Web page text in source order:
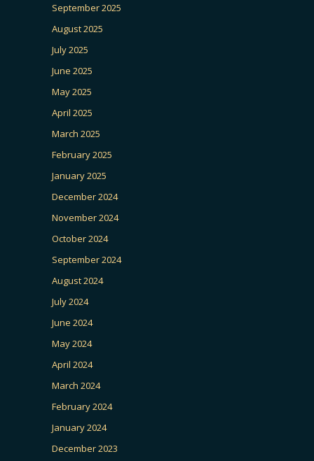
September 2025
August 2025
July 2025
June 2025
May 2025
April 2025
March 2025
February 2025
January 2025
December 2024
November 2024
October 2024
September 2024
August 2024
July 2024
June 2024
May 2024
April 2024
March 2024
February 2024
January 2024
December 2023